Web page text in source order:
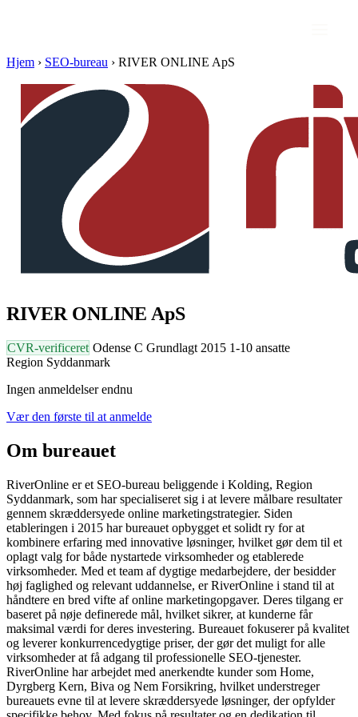
Hjem › SEO-bureau › RIVER ONLINE ApS
RIVER ONLINE ApS
CVR-verificeret Odense C Grundlagt 2015 1-10 ansatte
Region Syddanmark
Ingen anmeldelser endnu
Vær den første til at anmelde
Om bureauet
RiverOnline er et SEO-bureau beliggende i Kolding, Region
Syddanmark, som har specialiseret sig i at levere målbare resultater
gennem skræddersyede online marketingstrategier. Siden
etableringen i 2015 har bureauet opbygget et solidt ry for at
kombinere erfaring med innovative løsninger, hvilket gør dem til et
oplagt valg for både nystartede virksomheder og etablerede
virksomheder. Med et team af dygtige medarbejdere, der besidder
høj faglighed og relevant uddannelse, er RiverOnline i stand til at
håndtere en bred vifte af online marketingopgaver. Deres tilgang er
baseret på nøje definerede mål, hvilket sikrer, at kunderne får
maksimal værdi for deres investering. Bureauet fokuserer på kvalitet
og leverer konkurrencedygtige priser, der gør det muligt for alle
virksomheder at få adgang til professionelle SEO-tjenester.
RiverOnline har arbejdet med anerkendte kunder som Home,
Dyrgberg Kern, Biva og Nem Forsikring, hvilket understreger
bureauets evne til at levere skræddersyede løsninger, der opfylder